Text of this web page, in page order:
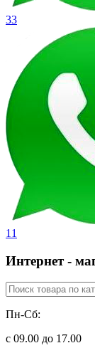
33
11
Интернет -
Пн-Сб:
с 09.00 до 17.00